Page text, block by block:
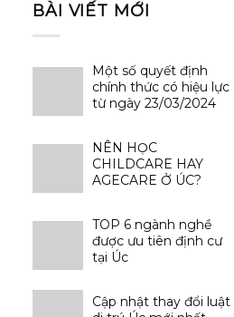
BÀI VIẾT MỚI
Một số quyết định
chính thức có hiệu lực
từ ngày 23/03/2024
NÊN HỌC
CHILDCARE HAY
AGECARE Ở ÚC?
TOP 6 ngành nghề
được ưu tiên định cư
tại Úc
Cập nhật thay đổi luật